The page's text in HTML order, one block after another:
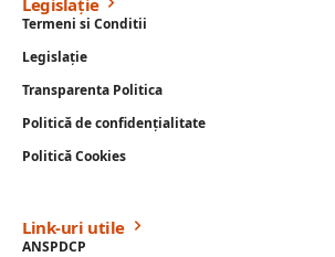
Termeni si Conditii
Legislație
Transparenta Politica
Politică de confidențialitate
Politică Cookies
Link-uri utile
ANSPDCP